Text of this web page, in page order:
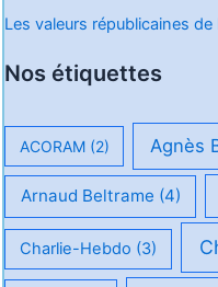
Les valeurs républicaines de
Nos étiquettes
ACORAM(2) Agnès
Arnaud Beltrame (4)
Charlie-Hebdo (3)